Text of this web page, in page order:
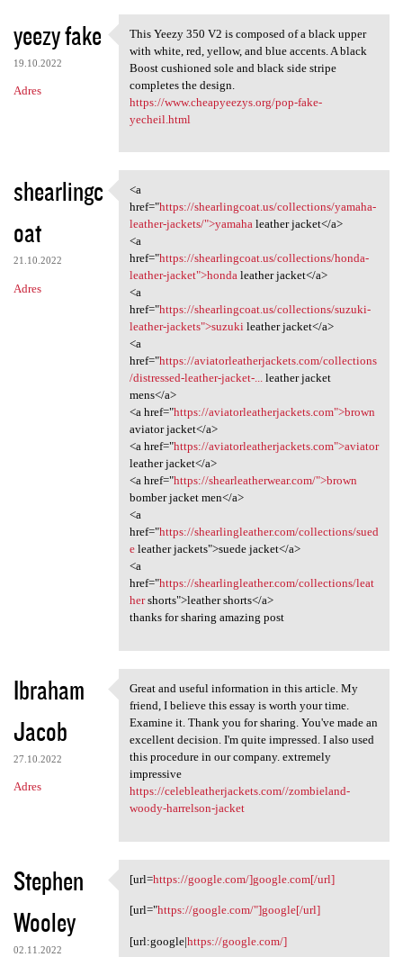
yeezy fake
19.10.2022
Adres
This Yeezy 350 V2 is composed
This Yeezy 350 V2 is composed of a black upper
with white, red, yellow, and blue accents. A black
Boost cushioned sole and black side stripe
completes the design.
https://www.cheapyeezys.org/pop-fake-
yecheil.html
shearlingc
oat
21.10.2022
Adres
<a href="https:/
<a
href="https://shearlingcoat.us/collections/yamaha-
leather-jackets/">yamahaleather jacket</a>
<a
href="https://shearlingcoat.us/collections/honda-
leather-jacket">hondaleather jacket</a>
<a
href="https://shearlingcoat.us/collections/suzuki-
leather-jackets">suzukileather jacket</a>
<a
href="https://aviatorleatherjackets.com/collections
/distressed-leather-jacket-...leather jacket
mens</a>
<a href="https://aviatorleatherjackets.com">brown
aviator jacket</a>
<a href="https://aviatorleatherjackets.com">aviator
leather jacket</a>
<a href="https://shearleatherwear.com/">brown
bomber jacket men</a>
<a
href="https://shearlingleather.com/collections/sued
eleather jackets">suede jacket</a>
<a
href="https://shearlingleather.com/collections/leat
hershorts">leather shorts</a>
thanks for sharing amazing post
Ibraham
Jacob
27.10.2022
Adres
Great and useful information
Great and useful information in this article. My
friend, I believe this essay is worth your time.
Examine it. Thank you for sharing. You've made an
excellent decision. I'm quite impressed. I also used
this procedure in our company. extremely
impressive
https://celebleatherjackets.com//zombieland-
woody-harrelson-jacket
Stephen
Wooley
02.11.2022
[url=https://google.com/
[url=https://google.com/]google.com[/url]
[url="https://google.com/"]google[/url]
[url:google|https://google.com/]